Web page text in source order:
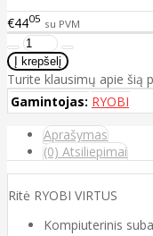
€4405 su PVM
Turite klausimų apie šią
Gamintojas: RYOBI
Aprašymas
(0) Atsiliepimai
Ritė RYOBI VIRTUS
Kompiuterinis